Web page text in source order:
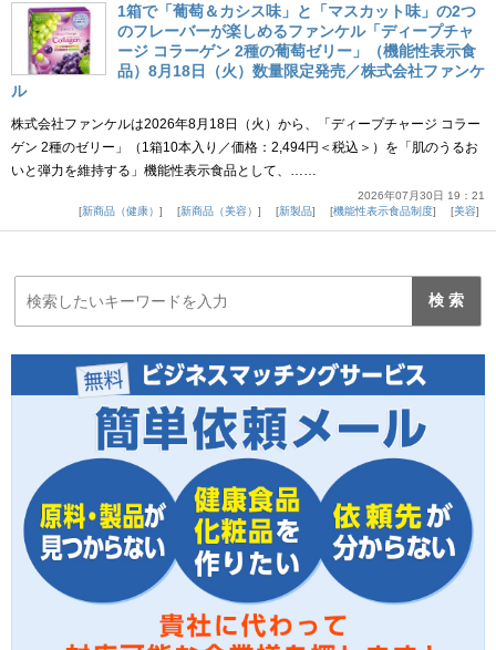
1箱で「葡萄＆カシス味」と「マスカット味」の2つ
のフレーバーが楽しめるファンケル「ディープチャ
ージ コラーゲン 2種の葡萄ゼリー」（機能性表示食
品）8月18日（火）数量限定発売／株式会社ファンケ
ル
株式会社ファンケルは2026年8月18日（火）から、「ディープチャージ コラー
ゲン 2種のゼリー」（1箱10本入り／価格：2,494円＜税込＞）を「肌のうるお
いと弾力を維持する」機能性表示食品として、……
2026年07月30日 19：21
新商品（健康）
新商品（美容） 新製品 機能性表示食品制度 美容